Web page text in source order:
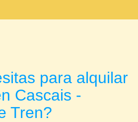
para alquilar
Cascais -
Tren?